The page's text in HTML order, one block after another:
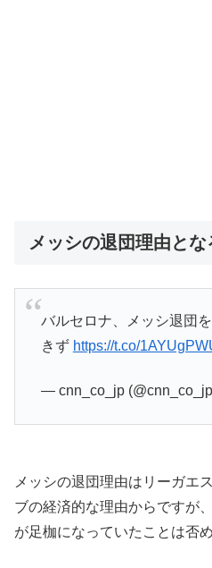
メッシの退団理由とな
バルセロナ、メッシ退団
きず https://t.co/
— cnn_co_jp
メッシの退団理由はリーガエ
ブの経済的な理由からですが
が足枷になっていたことは否め